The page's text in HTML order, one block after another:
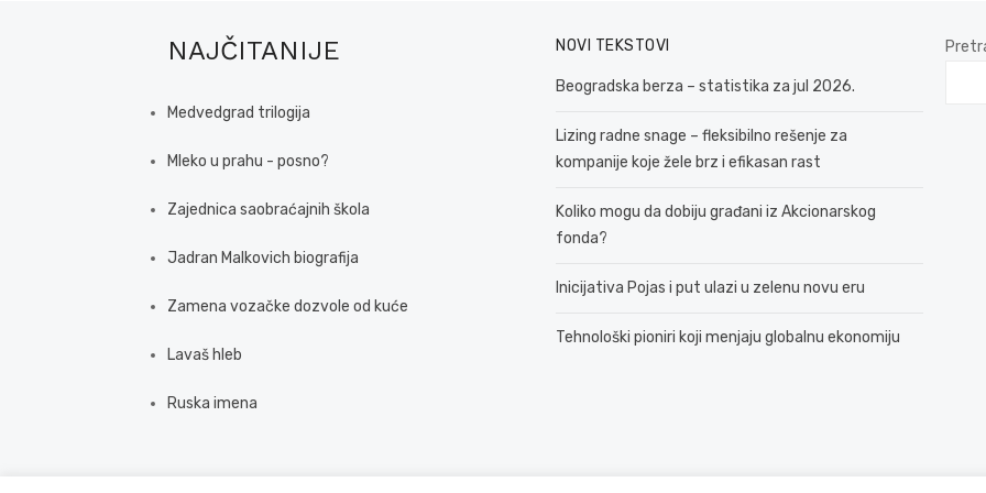
NAJČITANIJE
Medvedgrad trilogija
Mleko u prahu - posno?
Zajednica saobraćajnih škola
Jadran Malkovich biografija
Zamena vozačke dozvole od kuće
Lavaš hleb
Ruska imena
NOVI TEKSTOVI
Beogradska berza – statistika za jul 2026.
Lizing radne snage – fleksibilno rešenje za
kompanije koje žele brz i efikasan rast
Koliko mogu da dobiju građani iz Akcionarskog
fonda?
Inicijativa Pojas i put ulazi u zelenu novu eru
Tehnološki pioniri koji menjaju globalnu ekonomiju